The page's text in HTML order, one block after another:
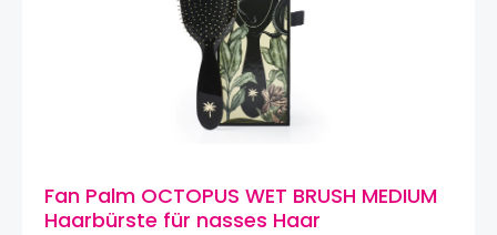
Fan Palm OCTOPUS WET BRUSH MEDIUM
Haarbürste für nasses Haar